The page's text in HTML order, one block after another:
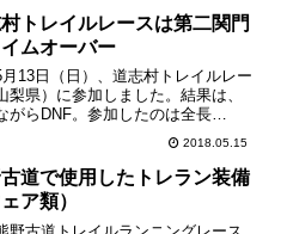
トレイルレースは第二関門
ムオーバー
13日（日）、道志村トレイルレー
梨県）に参加しました。結果は、
がらDNF。参加したのは全長
のロングコース。第二関門
）の制限時間は7時間30分。到
のは7時間31分後。あと1分早けれ
合っ...
2018.05.15
道で使用したトレラン装備
ェア類）